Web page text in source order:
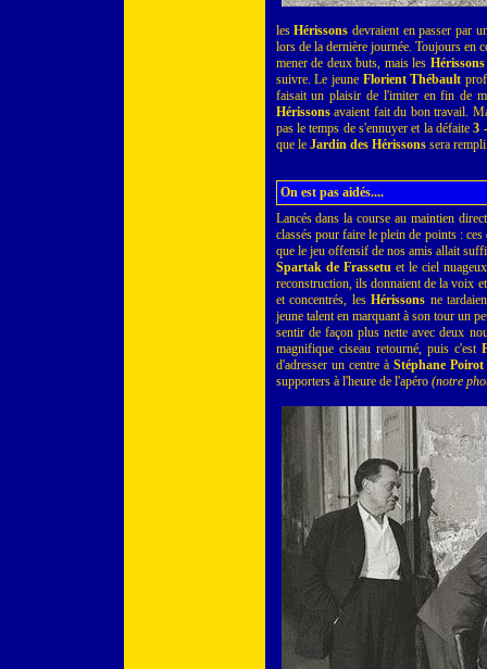
lesHérissons devraient en passer par
lors de la dernière journée. Toujours en
mener de deux buts, mais les Hérissons
suivre. Le jeune Florient Thébault
faisait un plaisir de l'imiter en fin de
Hérissonsavaient fait du bon travail.
pas le temps de s'ennuyer et la défaite3
que le Jardin des Hérissonssera rempli
On est pas aidés....
Lancés dans la course au maintien
classés pour faire le plein de points :
que le jeu offensif de nos amis allait
Spartak de Frassetuet le ciel
reconstruction, ils donnaient de la voix
et concentrés, les Hérissons ne
jeune talent en marquant à son tour un
sentir de façon plus nette avec deux
magnifique ciseau retourné, puis c'est
d'adresser un centre àStéphane Poirot
supporters à l'heure de l'apéro (notre